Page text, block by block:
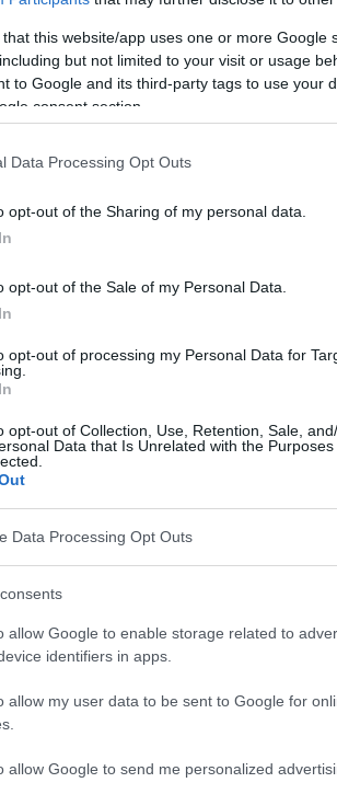
that this website/app uses one or more Google
but not limited to your visit or usage
to Google and its third-party tags to use your
consent section.
Data Processing Opt Outs
opt-out of the Sharing of my personal data.
opt-out of the Sale of my Personal Data.
opt-out of processing my Personal Data for
opt-out of Collection, Use, Retention, Sale,
Data that Is Unrelated with the
Data Processing Opt Outs
allow Google to enable storage related to
identifiers in apps.
allow my user data to be sent to Google for
allow Google to send me personalized
elle une menace pour le bon
de vitamines
nous ?
de symptômes
Il s'agit principalement de
un risque de surdosage. Ce
les élimine par l'urine. Il est
vitamines "en même temps" ; un
prise ou leur consommation. Il
prises ensemble afin de
perturbés.